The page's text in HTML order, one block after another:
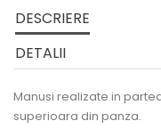
DESCRIERE
DETALII
Manusi realizate in
superioara din panza.